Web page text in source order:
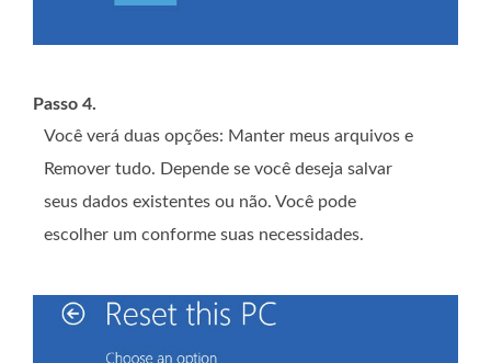
Passo 4.
Você verá duas opções: Manter meus arquivos e
Remover tudo. Depende se você deseja salvar
seus dados existentes ou não. Você pode
escolher um conforme suas necessidades.